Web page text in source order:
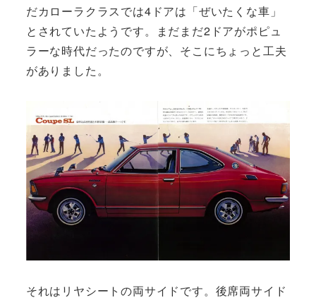
だカローラクラスでは4ドアは「ぜいたくな車」
とされていたようです。まだまだ2ドアがポピュ
ラーな時代だったのですが、そこにちょっと工夫
がありました。
それはリヤシートの両サイドです。後席両サイド